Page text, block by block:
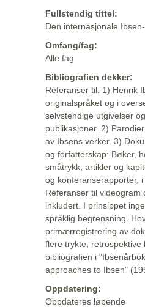
Fullstendig tittel:
Den internasjonale
Omfang/fag:
Alle fag
Bibliografien dekker:
Referanser til: 1) Henrik
originalspråket og i
selvstendige utgivelser
publikasjoner. 2)
av Ibsens verker. 3)
og forfatterskap: Bøker,
småtrykk, artikler og
og konferanserapporter,
Referanser til videogram
inkludert. I prinsippet
språklig begrensning.
primærregistrering av
flere trykte, retrospektive
bibliografien i
approaches to Ibsen"
Oppdatering:
Oppdateres løpende